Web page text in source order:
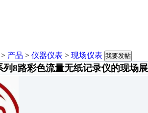
> 产品 > 仪器仪表 > 现场仪表 我要发帖
8路彩色流量无纸记录仪的现场